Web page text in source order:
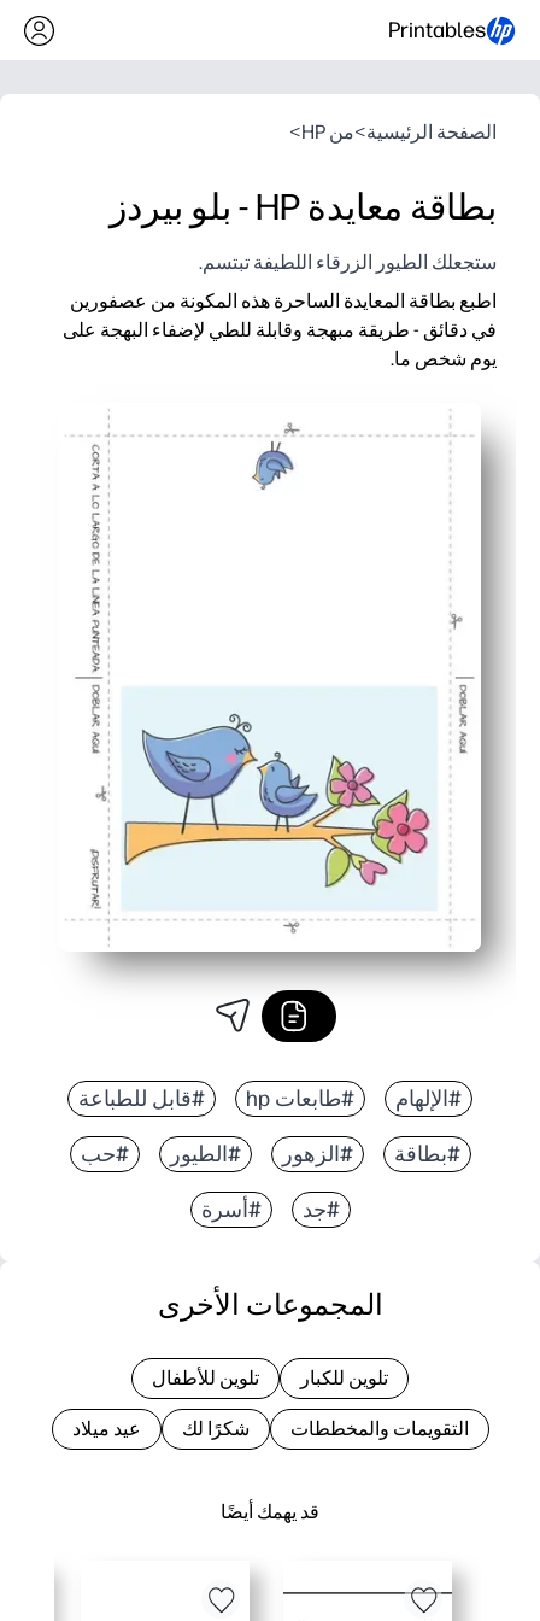
Printables
الصفحة الرئيسية>من HP >
بطاقة معايدة HP - بلو بيردز
ستجعلك الطيور الزرقاء اللطيفة تبتسم.
اطبع بطاقة المعايدة الساحرة هذه المكونة من عصفورين
في دقائق - طريقة مبهجة وقابلة للطي لإضفاء البهجة على
يوم شخص ما.
سهولة التحضير - قم بالتنزيل والطباعة على الحرف أو A4 وقم بطيه وستكون جاهزًا للعطاء.
تخصيص مناسب للأطفال - يمكن للأطفال إضافة ملاحظات أو
تصميم مناسب لجميع المناسبات - مثالي لأعياد الميلاد وتمنيات
طابعة منزلية جاهزة - تبدو مصقولة على الورق العادي أو
#الإلهام #طابعات hp #قابل للطباعة
#بطاقة #الزهور #الطيور #حب
#جد #أسرة
قد يهمك أيضًا
المجموعات الأخرى
تلوين للكبار تلوين للأطفال
التقويمات والمخططات شكرًا لك عيد ميلاد